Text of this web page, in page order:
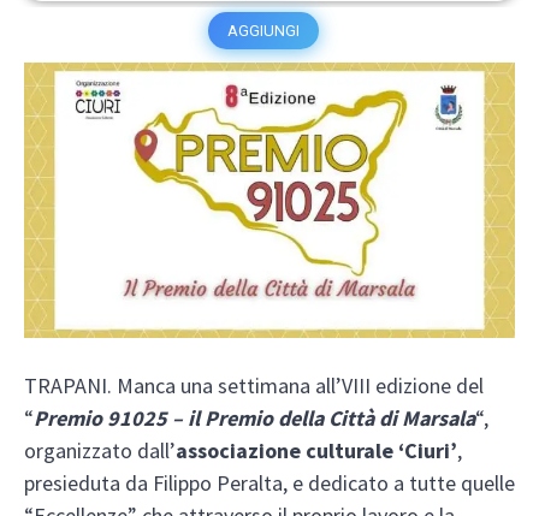
AGGIUNGI
TRAPANI. Manca una settimana all’VIII edizione del
“Premio 91025 – il Premio della Città di Marsala“,
organizzato dall’associazione culturale ‘Ciuri’,
presieduta da Filippo Peralta, e dedicato a tutte quelle